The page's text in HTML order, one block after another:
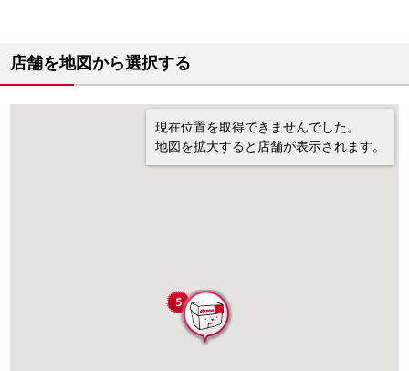
店舗を地図から選択する
現在位置を取得できませんでした。
地図を拡大すると店舗が表示されます。